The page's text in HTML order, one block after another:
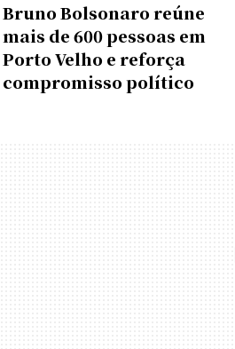
Bruno Bolsonaro reúne
mais de 600 pessoas em
Porto Velho e reforça
compromisso político